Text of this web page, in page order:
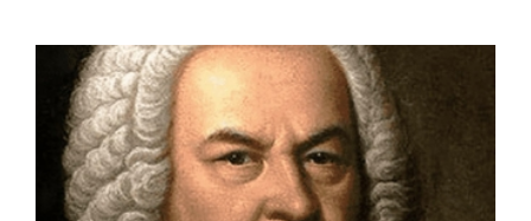
Mattheus 2027 koorleden